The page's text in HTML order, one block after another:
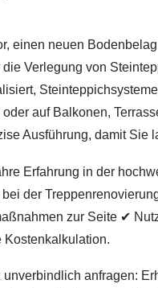
einen neuen
die Verlegung von
oder auf Balkonen,
Ausführung, damit Sie
Erfahrung in der
der
zur Seite ✔
Kostenkalkulation.
unverbindlich anfragen: